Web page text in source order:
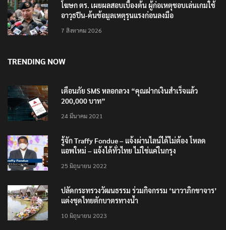
โฆษก ตร. เผยผลสอบเบื้องต้น ผู้ก่อเหตุชอบเล่นเกมใช้
อาวุธปืน-ค้นข้อมูลเหตุรุนแรงก่อนลงมือ
7 สิงหาคม 2026
TRENDING NOW
เตือนภัย SMS หลอกลวง “คุณฝากเงินสำเร็จแล้ว
200,000 บาท”
24 มีนาคม 2021
รู้จัก Traffy Fondue – แจ้งผ่านไลน์ได้ไม่ต้อง โหลด
แอพใหม่ – แจ้งได้ทั่วไทย ไม่ใช่แค่ในกรุง
25 มิถุนายน 2022
ปลัดกระทรวงวัฒนธรรม ร่วมกิจกรรม ‘นาวาภิกขาจาร’
แต่งชุดไทยตักบาตรทางน้ำ
10 มิถุนายน 2023